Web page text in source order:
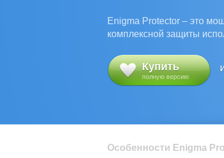
Enigma Protector – это
комплексной защиты
Купить
полную версию
Особенности Enigma